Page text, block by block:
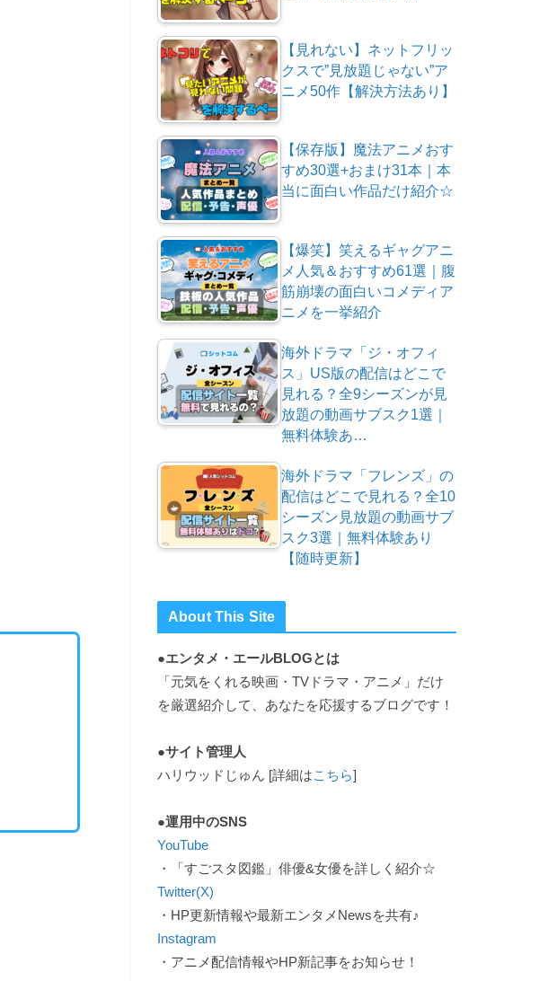
【見れない】ネットフリッ
クスで”見放題じゃない”ア
ニメ50作【解決方法あり】
【保存版】魔法アニメおす
すめ30選+おまけ31本｜本
当に面白い作品だけ紹介☆
【爆笑】笑えるギャグアニ
メ人気＆おすすめ61選｜腹
筋崩壊の面白いコメディア
ニメを一挙紹介
海外ドラマ「ジ・オフィ
ス」US版の配信はどこで
見れる？全9シーズンが見
放題の動画サブスク1選｜
無料体験あ…
海外ドラマ「フレンズ」の
配信はどこで見れる？全10
シーズン見放題の動画サブ
スク3選｜無料体験あり
【随時更新】
About This Site
●エンタメ・エールBLOGとは
「元気をくれる映画・TVドラマ・アニメ」だけ
を厳選紹介して、あなたを応援するブログです！
●サイト管理人
ハリウッドじゅん [詳細はこちら]
●運用中のSNS
YouTube
・「すごスタ図鑑」俳優&女優を詳しく紹介☆
Twitter(X)
・HP更新情報や最新エンタメNewsを共有♪
Instagram
・アニメ配信情報やHP新記事をお知らせ！